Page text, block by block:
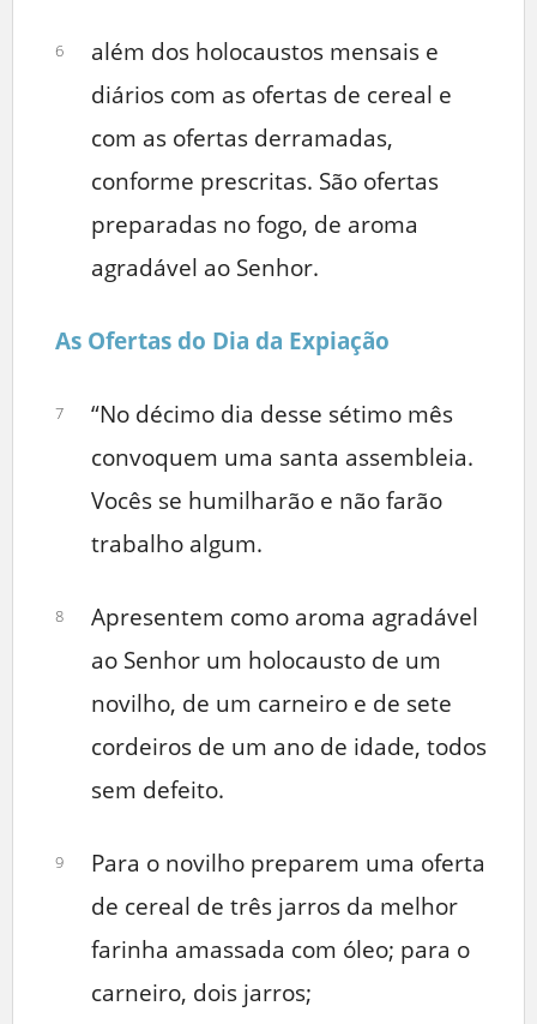
6
além dos holocaustos mensais e
diários com as ofertas de cereal e
com as ofertas derramadas,
conforme prescritas. São ofertas
preparadas no fogo, de aroma
agradável ao Senhor.
As Ofertas do Dia da Expiação
7
“No décimo dia desse sétimo mês
convoquem uma santa assembleia.
Vocês se humilharão e não farão
trabalho algum.
8
Apresentem como aroma agradável
ao Senhor um holocausto de um
novilho, de um carneiro e de sete
cordeiros de um ano de idade, todos
sem defeito.
9
Para o novilho preparem uma oferta
de cereal de três jarros da melhor
farinha amassada com óleo; para o
carneiro, dois jarros;